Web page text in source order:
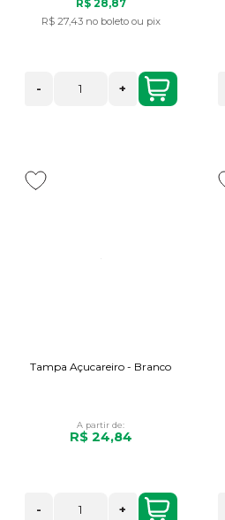
R$ 28,87
R$ 27,43 no boleto ou pix
- +
Tampa Açucareiro - Branco
A partir de:
R$ 24,84
- +